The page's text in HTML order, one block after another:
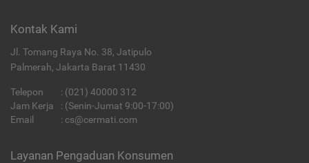
Kontak Kami
Jl. Tomang Raya No. 38, Jatipulo
Palmerah, Jakarta Barat 11430
Telepon : (021) 40000 312
Jam Kerja
: (Senin-Jumat 9:00-17:00)
Email
: cs@cermati.com
Layanan Pengaduan Konsumen